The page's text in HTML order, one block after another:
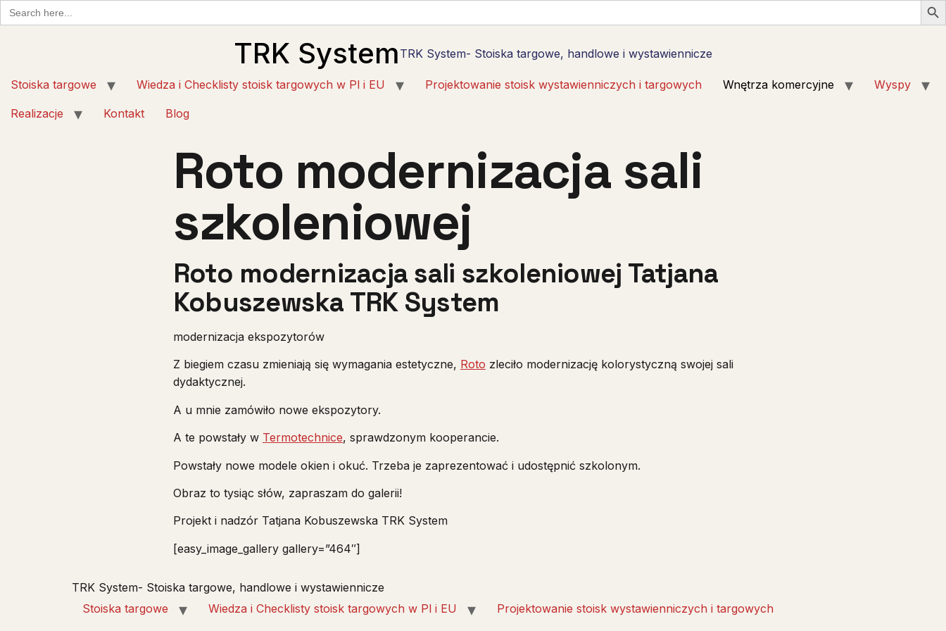
Search
for:
TRK System TRK System- Stoiska targowe, handlowe i wystawiennicze
Stoiska targowe Wiedza i Checklisty stoisk targowych w Pl i EU Projektowanie stoisk wystawienniczych i targowych Wnętrza komercyjne Wyspy
Realizacje Kontakt Blog
Roto modernizacja sali
szkoleniowej
Roto modernizacja sali szkoleniowej Tatjana
Kobuszewska TRK System
modernizacja ekspozytorów
Z biegiem czasu zmieniają się wymagania estetyczne, Roto zleciło modernizację kolorystyczną swojej sali
dydaktycznej.
A u mnie zamówiło nowe ekspozytory.
A te powstały w Termotechnice, sprawdzonym kooperancie.
Powstały nowe modele okien i okuć. Trzeba je zaprezentować i udostępnić szkolonym.
Obraz to tysiąc słów, zapraszam do galerii!
Projekt i nadzór Tatjana Kobuszewska TRK System
[easy_image_gallery gallery=”464″]
TRK System- Stoiska targowe, handlowe i wystawiennicze
Stoiska targowe
Wiedza i Checklisty stoisk targowych w Pl i EU
Projektowanie stoisk wystawienniczych i targowych